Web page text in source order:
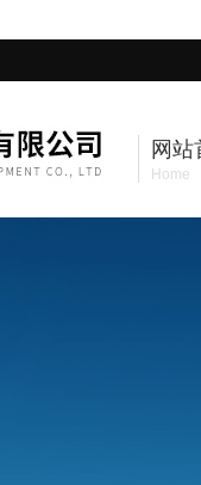
网站
Home